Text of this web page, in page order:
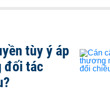
tùy ý áp
đối tác